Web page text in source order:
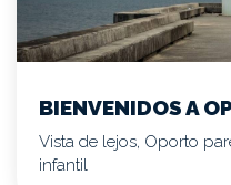
BIENVENIDOS A
Vista de lejos, Oporto
infantil